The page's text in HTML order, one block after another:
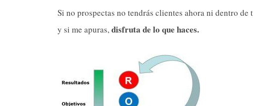
Si no prospectas no tendrás clientes ahora ni dentro
y si me apuras,disfruta de lo que haces.